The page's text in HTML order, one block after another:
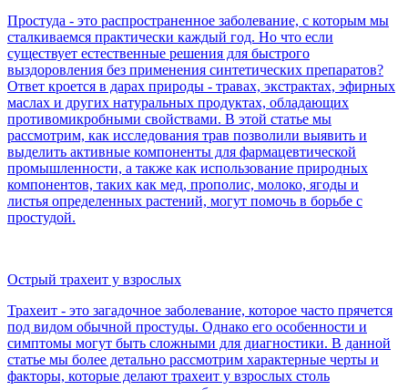
Простуда - это распространенное заболевание, с которым мы
сталкиваемся практически каждый год. Но что если
существует естественные решения для быстрого
выздоровления без применения синтетических препаратов?
Ответ кроется в дарах природы - травах, экстрактах, эфирных
маслах и других натуральных продуктах, обладающих
противомикробными свойствами. В этой статье мы
рассмотрим, как исследования трав позволили выявить и
выделить активные компоненты для фармацевтической
промышленности, а также как использование природных
компонентов, таких как мед, прополис, молоко, ягоды и
листья определенных растений, могут помочь в борьбе с
простудой.
Острый трахеит у взрослых
Трахеит - это загадочное заболевание, которое часто прячется
под видом обычной простуды. Однако его особенности и
симптомы могут быть сложными для диагностики. В данной
статье мы более детально рассмотрим характерные черты и
факторы, которые делают трахеит у взрослых столь